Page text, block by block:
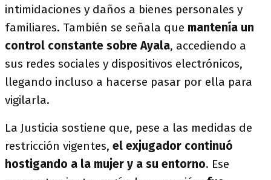
intimidaciones y daños a bienes personales y
familiares. También se señala que mantenía un
control constante sobre Ayala, accediendo a
sus redes sociales y dispositivos electrónicos,
llegando incluso a hacerse pasar por ella para
vigilarla.
La Justicia sostiene que, pese a las medidas de
restricción vigentes, el exjugador continuó
hostigando a la mujer y a su entorno. Ese